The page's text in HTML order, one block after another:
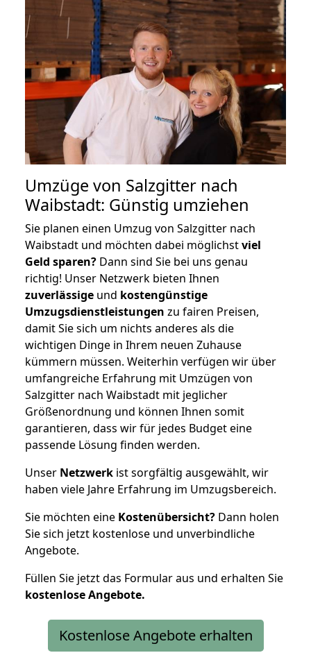
Umzüge von Salzgitter nach
Waibstadt: Günstig umziehen
Sie planen einen Umzug von Salzgitter nach
Waibstadt und möchten dabei möglichstviel
Geld sparen? Dann sind Sie bei uns genau
richtig! Unser Netzwerk bieten Ihnen
zuverlässige und kostengünstige
Umzugsdienstleistungen zu fairen Preisen,
damit Sie sich um nichts anderes als die
wichtigen Dinge in Ihrem neuen Zuhause
kümmern müssen. Weiterhin verfügen wir über
umfangreiche Erfahrung mit Umzügen von
Salzgitter nach Waibstadt mit jeglicher
Größenordnung und können Ihnen somit
garantieren, dass wir für jedes Budget eine
passende Lösung finden werden.
Unser Netzwerk ist sorgfältig ausgewählt, wir
haben viele Jahre Erfahrung im Umzugsbereich.
Sie möchten eine Kostenübersicht? Dann holen
Sie sich jetzt kostenlose und unverbindliche
Angebote.
Füllen Sie jetzt das Formular aus und erhalten Sie
kostenloseAngebote.
Kostenlose Angebote erhalten